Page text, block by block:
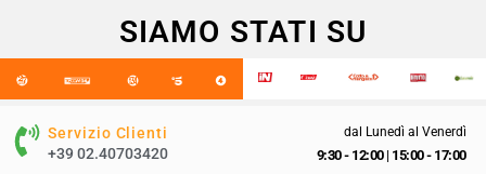
SIAMO STATI SU
Servizio Clienti
+39 02.40703420
dal Lunedì al Venerdì
9:30 - 12:00| 15:00 - 17:00